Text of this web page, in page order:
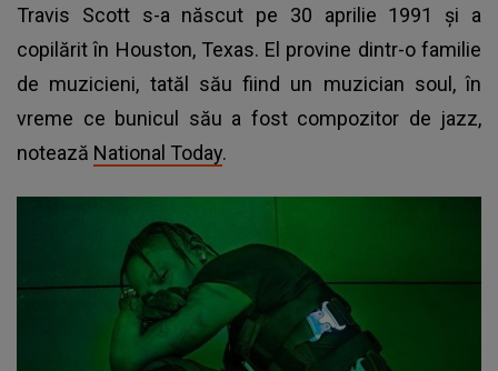
Travis Scott s-a născut pe 30 aprilie 1991 și a
copilărit în Houston, Texas. El provine dintr-o familie
de muzicieni, tatăl său fiind un muzician soul, în
vreme ce bunicul său a fost compozitor de jazz,
notează National Today.